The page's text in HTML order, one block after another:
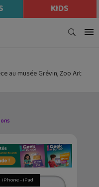
KIDS
au musée Grévin, Zoo Art
iPhone - iPad